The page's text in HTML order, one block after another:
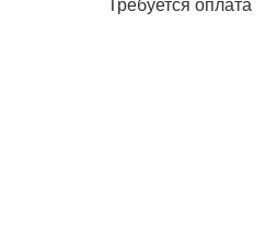
Требуется оплата